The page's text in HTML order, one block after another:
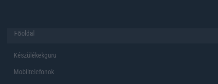
Főoldal
Készülékekguru
Mobiltelefonok